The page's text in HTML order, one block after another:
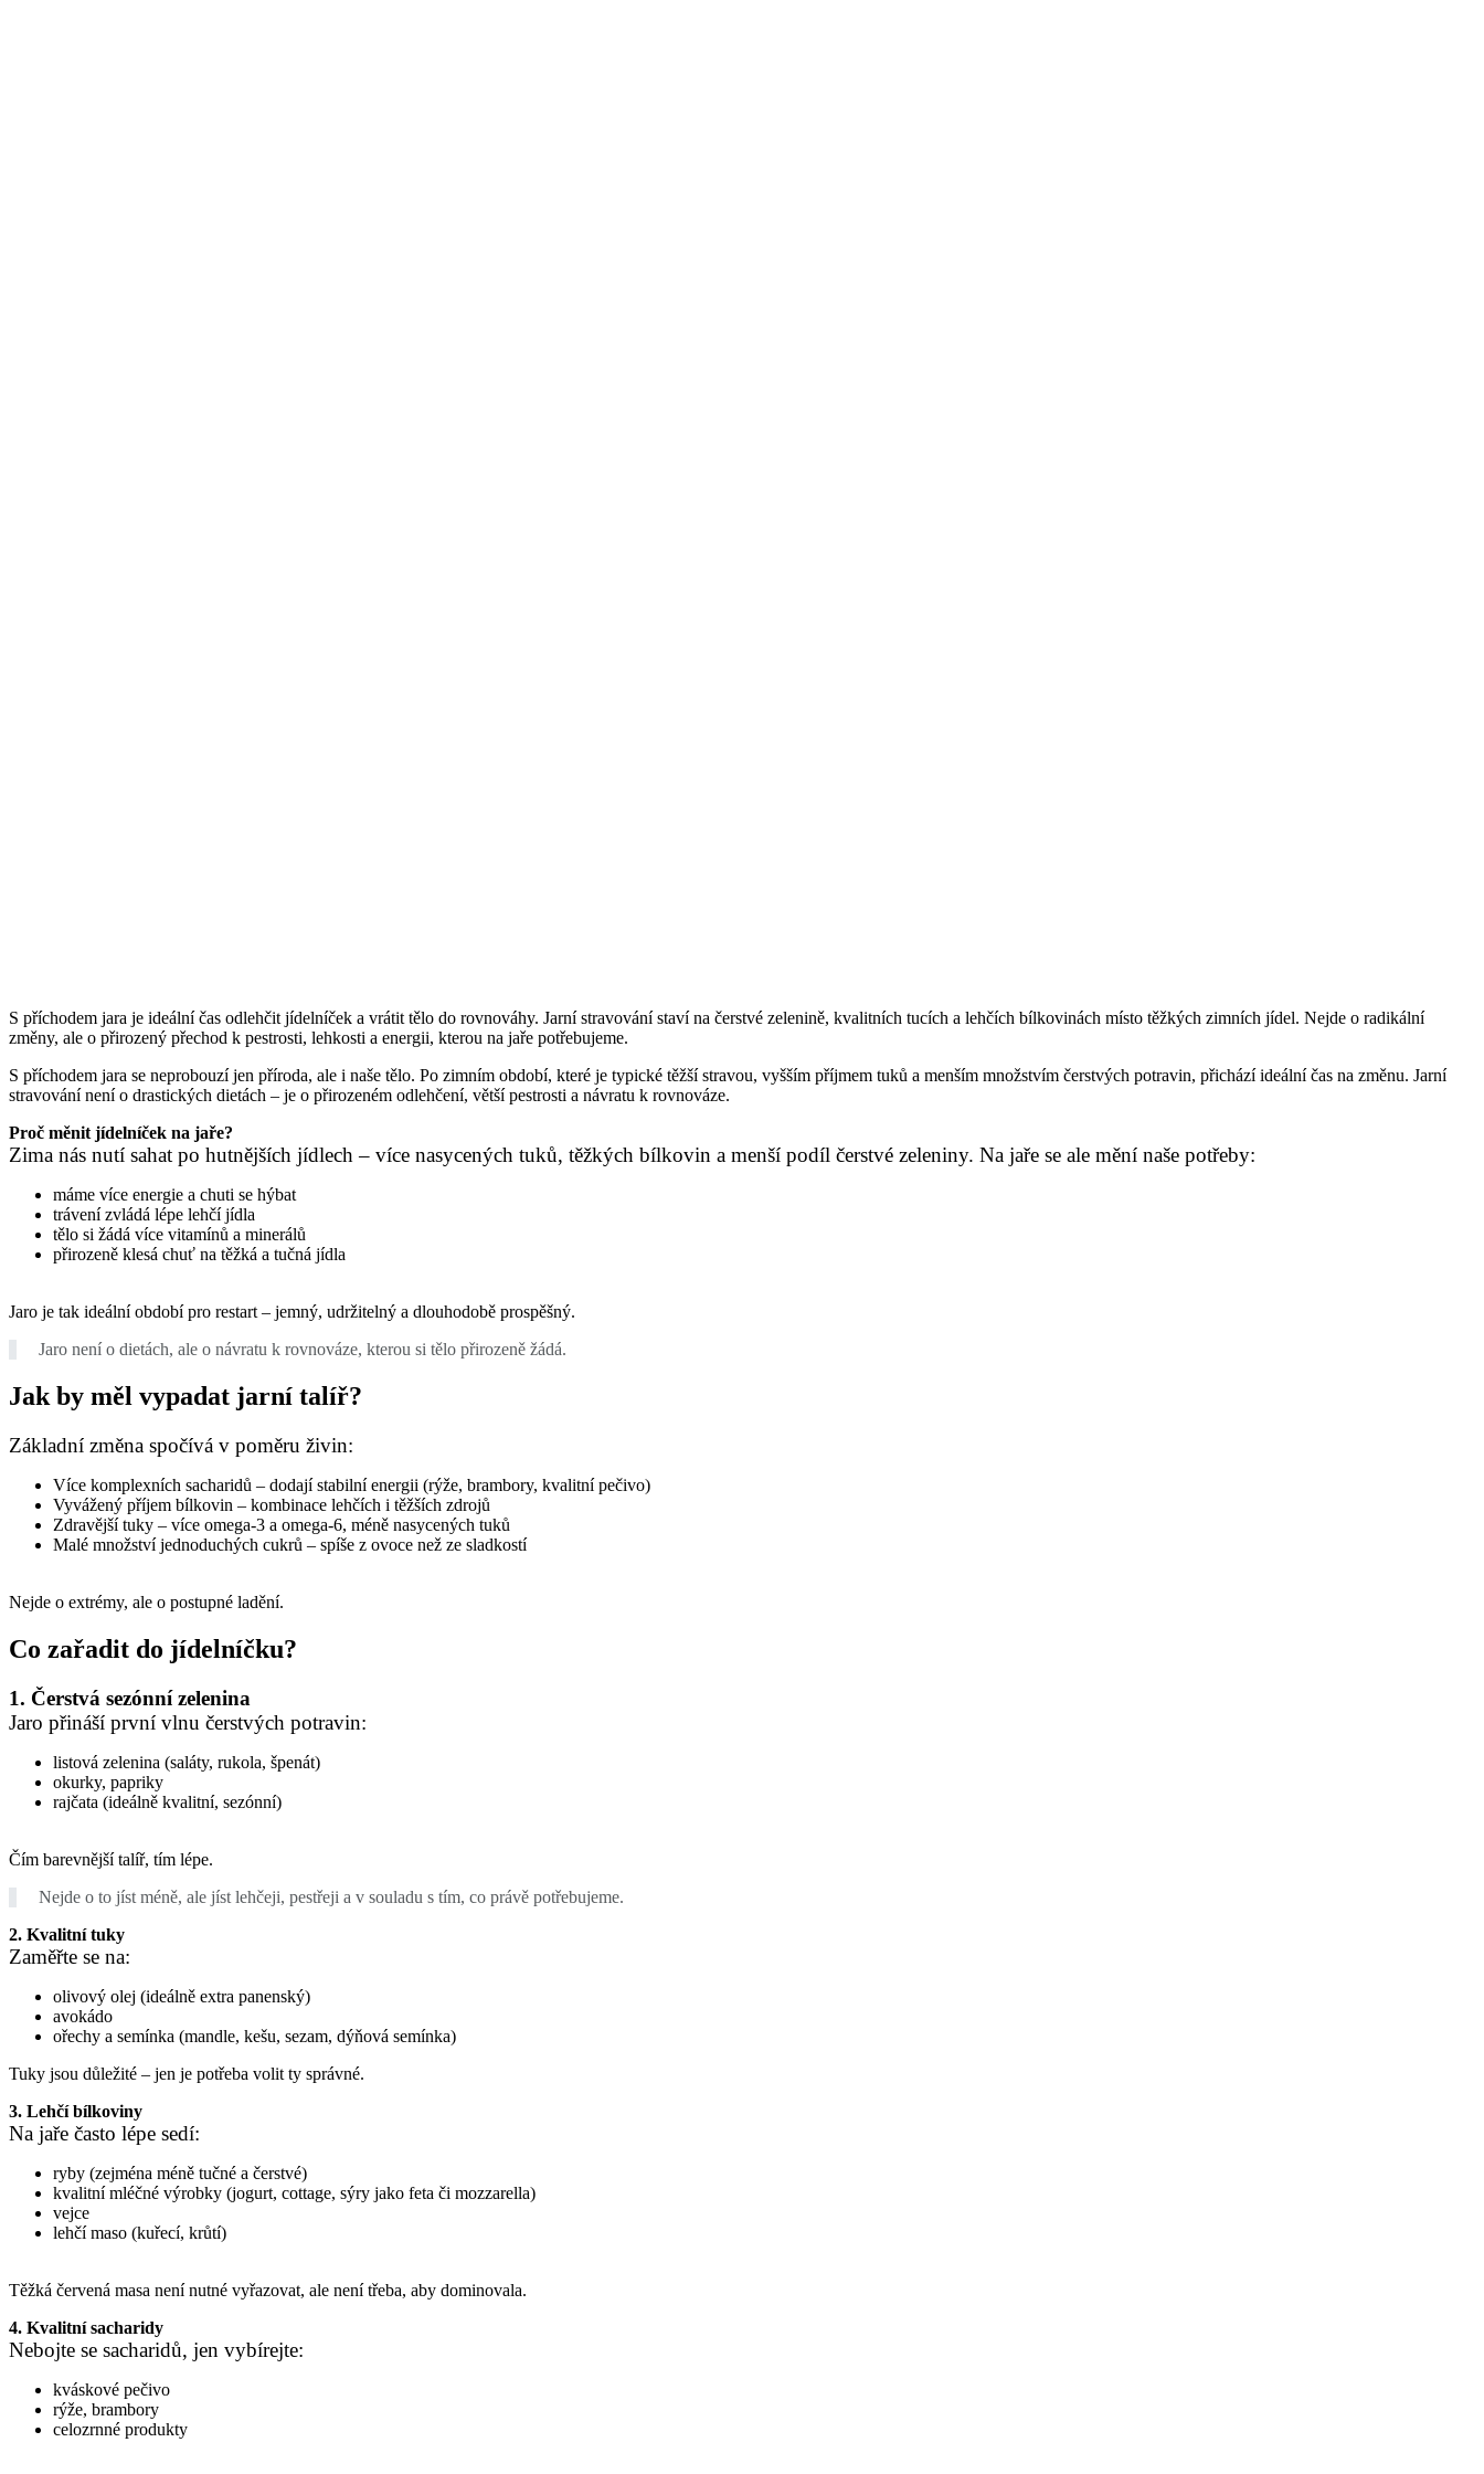
S příchodem jara je ideální čas odlehčit jídelníček a vrátit tělo do rovnováhy. Jarní stravování staví na čerstvé zelenině, kvalitních tucích a lehčích bílkovinách místo těžkých zimních jídel. Nejde o radikální
změny, ale o přirozený přechod k pestrosti, lehkosti a energii, kterou na jaře potřebujeme.
S příchodem jara se neprobouzí jen příroda, ale i naše tělo. Po zimním období, které je typické těžší stravou, vyšším příjmem tuků a menším množstvím čerstvých potravin, přichází ideální čas na změnu. Jarní
stravování není o drastických dietách – je o přirozeném odlehčení, větší pestrosti a návratu k rovnováze.
Proč měnit jídelníček na jaře?
Zima nás nutí sahat po hutnějších jídlech – více nasycených tuků, těžkých bílkovin a menší podíl čerstvé zeleniny. Na jaře se ale mění naše potřeby:
máme více energie a chuti se hýbat
trávení zvládá lépe lehčí jídla
tělo si žádá více vitamínů a minerálů
přirozeně klesá chuť na těžká a tučná jídla
Jaro je tak ideální období pro restart – jemný, udržitelný a dlouhodobě prospěšný.
Jaro není o dietách, ale o návratu k rovnováze, kterou si tělo přirozeně žádá.
Jak by měl vypadat jarní talíř?
Základní změna spočívá v poměru živin:
Více komplexních sacharidů – dodají stabilní energii (rýže, brambory, kvalitní pečivo)
Vyvážený příjem bílkovin – kombinace lehčích i těžších zdrojů
Zdravější tuky – více omega-3 a omega-6, méně nasycených tuků
Malé množství jednoduchých cukrů – spíše z ovoce než ze sladkostí
Nejde o extrémy, ale o postupné ladění.
Co zařadit do jídelníčku?
1. Čerstvá sezónní zelenina
Jaro přináší první vlnu čerstvých potravin:
listová zelenina (saláty, rukola, špenát)
okurky, papriky
rajčata (ideálně kvalitní, sezónní)
Čím barevnější talíř, tím lépe.
Nejde o to jíst méně, ale jíst lehčeji, pestřeji a v souladu s tím, co právě potřebujeme.
2. Kvalitní tuky
Zaměřte se na:
olivový olej (ideálně extra panenský)
avokádo
ořechy a semínka (mandle, kešu, sezam, dýňová semínka)
Tuky jsou důležité – jen je potřeba volit ty správné.
3. Lehčí bílkoviny
Na jaře často lépe sedí:
ryby (zejména méně tučné a čerstvé)
kvalitní mléčné výrobky (jogurt, cottage, sýry jako feta či mozzarella)
vejce
lehčí maso (kuřecí, krůtí)
Těžká červená masa není nutné vyřazovat, ale není třeba, aby dominovala.
4. Kvalitní sacharidy
Nebojte se sacharidů, jen vybírejte:
kváskové pečivo
rýže, brambory
celozrnné produkty